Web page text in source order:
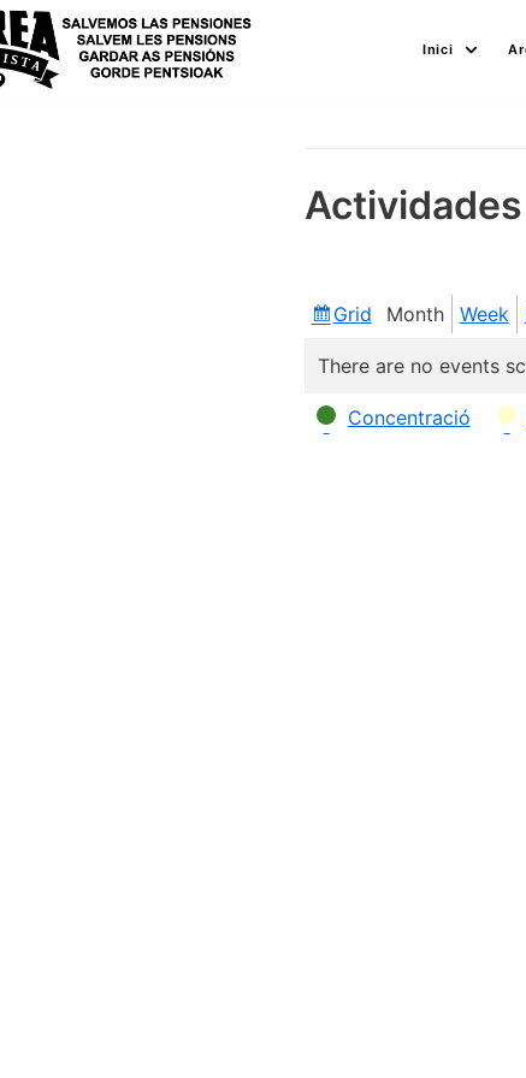
Skip
to
content
Inici
View
Grid Month Week
There are no events
Categories
Concentració